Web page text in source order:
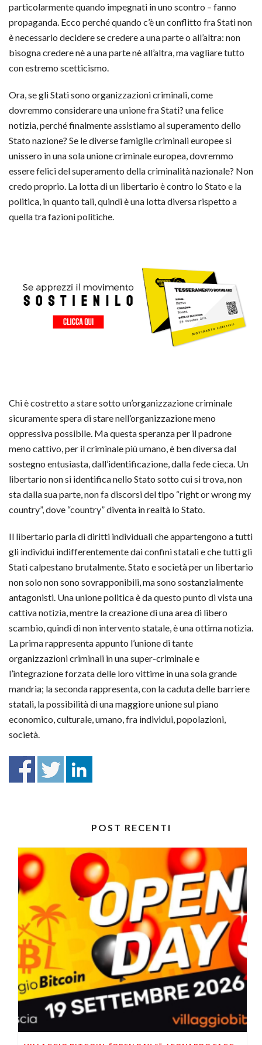
particolarmente quando impegnati in uno scontro – fanno
propaganda. Ecco perché quando c’è un conflitto fra Stati non
è necessario decidere se credere a una parte o all’altra: non
bisogna credere nè a una parte nè all’altra, ma vagliare tutto
con estremo scetticismo.
Ora, se gli Stati sono organizzazioni criminali, come
dovremmo considerare una unione fra Stati? una felice
notizia, perché finalmente assistiamo al superamento dello
Stato nazione? Se le diverse famiglie criminali europee si
unissero in una sola unione criminale europea, dovremmo
essere felici del superamento della criminalità nazionale? Non
credo proprio. La lotta di un libertario è contro lo Stato e la
politica, in quanto tali, quindi è una lotta diversa rispetto a
quella tra fazioni politiche.
Chi è costretto a stare sotto un’organizzazione criminale
sicuramente spera di stare nell’organizzazione meno
oppressiva possibile. Ma questa speranza per il padrone
meno cattivo, per il criminale più umano, è ben diversa dal
sostegno entusiasta, dall’identificazione, dalla fede cieca. Un
libertario non si identifica nello Stato sotto cui si trova, non
sta dalla sua parte, non fa discorsi del tipo “right or wrong my
country”, dove “country” diventa in realtà lo Stato.
Il libertario parla di diritti individuali che appartengono a tutti
gli individui indifferentemente dai confini statali e che tutti gli
Stati calpestano brutalmente. Stato e società per un libertario
non solo non sono sovrapponibili, ma sono sostanzialmente
antagonisti. Una unione politica è da questo punto di vista una
cattiva notizia, mentre la creazione di una area di libero
scambio, quindi di non intervento statale, è una ottima notizia.
La prima rappresenta appunto l’unione di tante
organizzazioni criminali in una super-criminale e
l’integrazione forzata delle loro vittime in una sola grande
mandria; la seconda rappresenta, con la caduta delle barriere
statali, la possibilità di una maggiore unione sul piano
economico, culturale, umano, fra individui, popolazioni,
società.
POST RECENTI